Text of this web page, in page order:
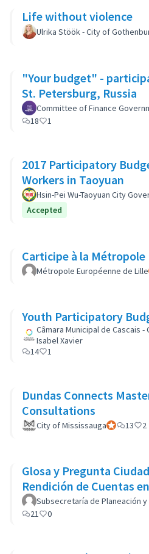
Life without violence
Ulrika Stöök - City of
"Your budget" -
St. Petersburg, Russia
Committee of Finance
18
1
2017 Participatory
Workers in Taoyuan
Hsin-Pei Wu-Taoyuan City
Accepted
Carticipe à la
Métropole Européenne de Lille
Youth Participatory
Câmara Municipal de Cascais -
Isabel Xavier
14
1
Dundas Connects
Consultations
City of MississaugaParticipant
13 2
Glosa y Pregunta
Rendición de Cuentas
Subsecretaría de Planeación
21
0